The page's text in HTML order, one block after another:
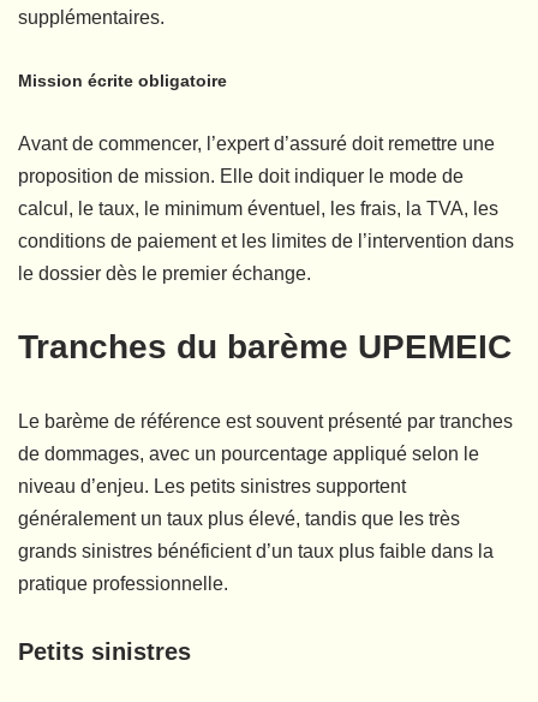
supplémentaires.
Mission écrite obligatoire
Avant de commencer, l’expert d’assuré doit remettre une
proposition de mission. Elle doit indiquer le mode de
calcul, le taux, le minimum éventuel, les frais, la TVA, les
conditions de paiement et les limites de l’intervention dans
le dossier dès le premier échange.
Tranches du barème UPEMEIC
Le barème de référence est souvent présenté par tranches
de dommages, avec un pourcentage appliqué selon le
niveau d’enjeu. Les petits sinistres supportent
généralement un taux plus élevé, tandis que les très
grands sinistres bénéficient d’un taux plus faible dans la
pratique professionnelle.
Petits sinistres